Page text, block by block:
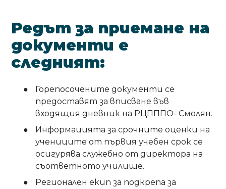
Редът за приемане на
документи е
следният:
Горепосочените документи се
предоставят за вписване във
входящия дневник на РЦПППО- Смолян.
Информацията за срочните оценки на
учениците от първия учебен срок се
осигурява служебно от директора на
съответното училище.
Регионален екип за подкрепа за